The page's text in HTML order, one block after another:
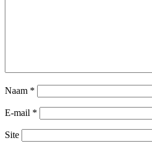
Naam *
E-mail *
Site